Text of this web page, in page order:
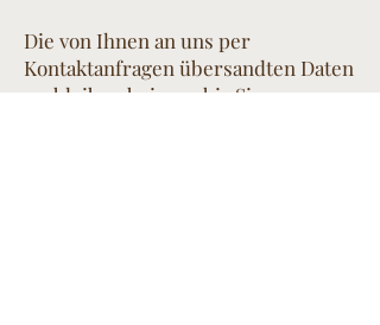
Die von Ihnen an uns per
Kontaktanfragen übersandten Daten
verbleiben bei uns, bis Sie uns zur